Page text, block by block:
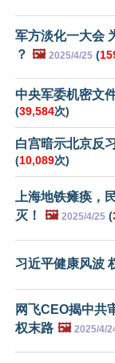
军方淡化一大会
？ 🖼️ 2025/4/25 (
中央军委机密文
(39,584次)
白宫暗示北京反
(10,089次)
上海地铁瘫痪，
灭！
🖼️ 2025/4/25 (
习近平健康风波
网飞CEO揭中共
权末路 🖼️ 2025/4/